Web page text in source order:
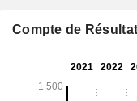
entrepôts de self-
Compte de